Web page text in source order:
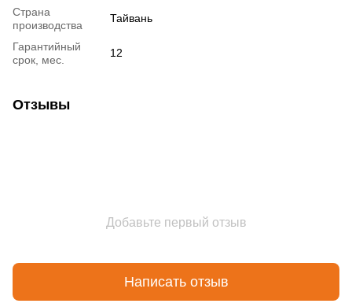
Страна
производства
Тайвань
Гарантийный
срок, мес.
12
Отзывы
Добавьте первый отзыв
Написать отзыв